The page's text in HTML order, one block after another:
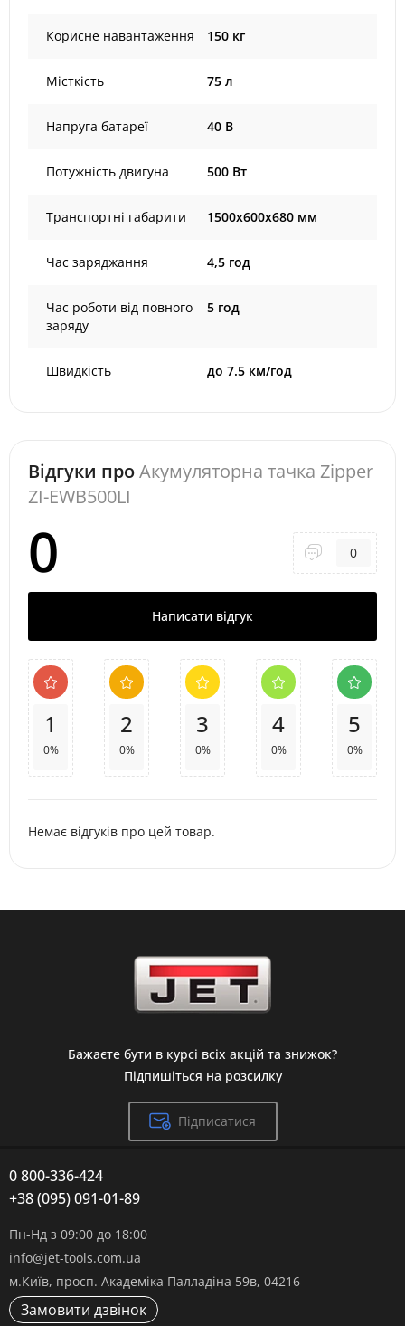
Корисне навантаження 150 кг
Місткість 75 л
Напруга батареї 40 В
Потужність двигуна 500 Вт
Транспортні габарити 1500х600х680 мм
Час заряджання 4,5 год
Час роботи від повного
заряду
5 год
Швидкість до 7.5 км/год
Відгуки проАкумуляторна тачка Zipper
ZI-EWB500LI
0 0
Написати відгук
1
0%
2
0%
3
0%
4
0%
5
0%
Немає відгуків про цей товар.
Бажаєте бути в курсі всіх акцій та знижок?
Підпишіться на розсилку
Підписатися
0 800-336-424
+38 (095) 091-01-89
Пн-Нд з 09:00 до 18:00
info@jet-tools.com.ua
м.Київ, просп. Академіка Палладіна 59в, 04216
Замовити дзвінок